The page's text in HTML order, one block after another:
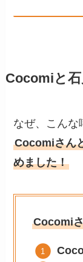
Cocomiと
なぜ、こんな
Cocomiさん
めました！
Cocomi